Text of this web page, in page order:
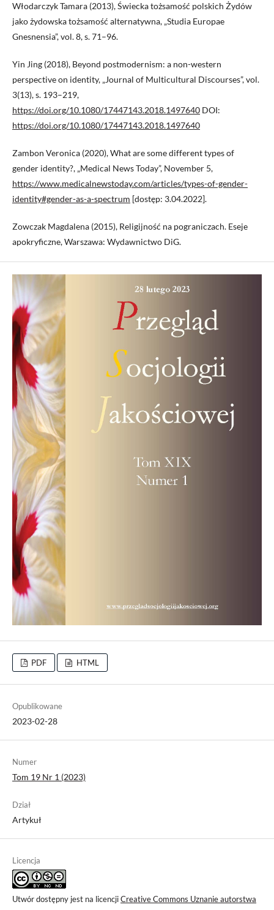
Włodarczyk Tamara (2013), Świecka tożsamość polskich Żydów
jako żydowska tożsamość alternatywna, „Studia Europae
Gnesnensia”, vol. 8, s. 71–96.
Yin Jing (2018), Beyond postmodernism: a non-western
perspective on identity, „Journal of Multicultural Discourses”, vol.
3(13), s. 193–219,
https://doi.org/10.1080/17447143.2018.1497640 DOI:
https://doi.org/10.1080/17447143.2018.1497640
Zambon Veronica (2020), What are some different types of
gender identity?, „Medical News Today”, November 5,
https://www.medicalnewstoday.com/articles/types-of-gender-
identity#gender-as-a-spectrum [dostęp: 3.04.2022].
Zowczak Magdalena (2015), Religijność na pograniczach. Eseje
apokryficzne, Warszawa: Wydawnictwo DiG.
PDF HTML
Opublikowane
2023-02-28
Numer
Tom 19 Nr 1 (2023)
Dział
Artykuł
Licencja
Utwór dostępny jest na licencjiCreative Commons Uznanie autorstwa